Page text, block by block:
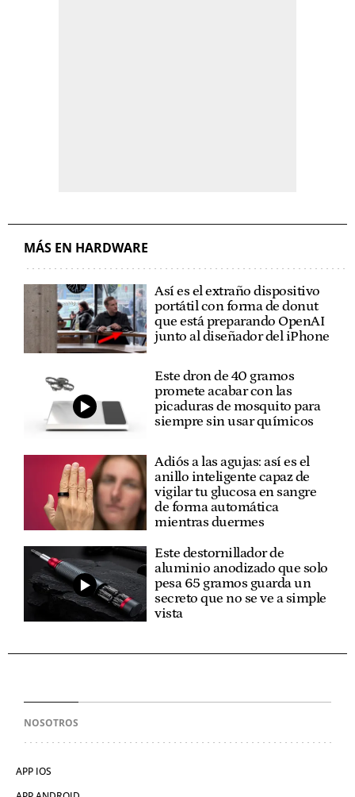
MÁS EN HARDWARE
Así es el extraño dispositivo
portátil con forma de donut
que está preparando OpenAI
junto al diseñador del iPhone
Este dron de 40 gramos
promete acabar con las
picaduras de mosquito para
siempre sin usar químicos
Adiós a las agujas: así es el
anillo inteligente capaz de
vigilar tu glucosa en sangre
de forma automática
mientras duermes
Este destornillador de
aluminio anodizado que solo
pesa 65 gramos guarda un
secreto que no se ve a simple
vista
NOSOTROS
APP IOS